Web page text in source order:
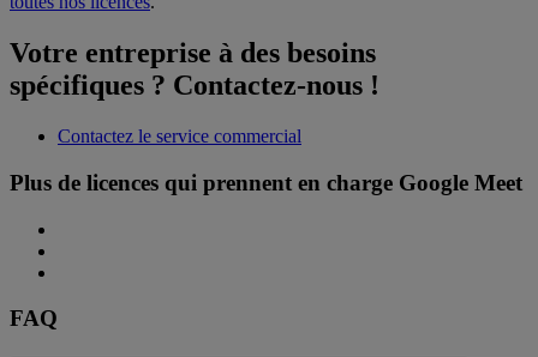
Votre entreprise à des besoins
spécifiques ? Contactez-nous !
Contactez le service commercial
Plus de licences qui prennent en charge Google Meet
FAQ